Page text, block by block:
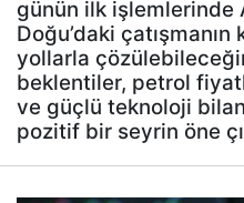
günün ilk işlemlerinde
Doğu’daki
yollarla
beklentiler, petrol
ve güçlü teknoloji
pozitif bir seyrin öne